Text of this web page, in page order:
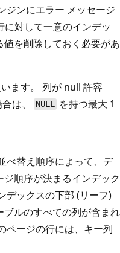
ジンにエラー メッセージ
対して一意のインデッ
を削除しておく必要があ
ます。 列が null 許容
合は、 NULLを持つ最大 1
べ替え順序によって、デ
順序が決まるインデック
デックスの下部 (リーフ)
ルのすべての列が含まれ
ページの行には、キー列